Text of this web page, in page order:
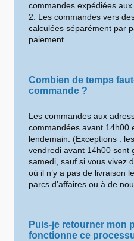
commandes expédiées aux
2. Les commandes vers
calculées séparément par
paiement.
Combien de temps
commande ?
Les commandes aux
commandées avant 14h00
lendemain. (Exceptions :
vendredi avant 14h00 sont
samedi, sauf si vous vivez
où il n’y a pas de livraison
parcs d’affaires ou à de
Puis-je retourner mon
fonctionne ce